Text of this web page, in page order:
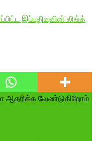
இப்பதிவுவின் லிங்க்